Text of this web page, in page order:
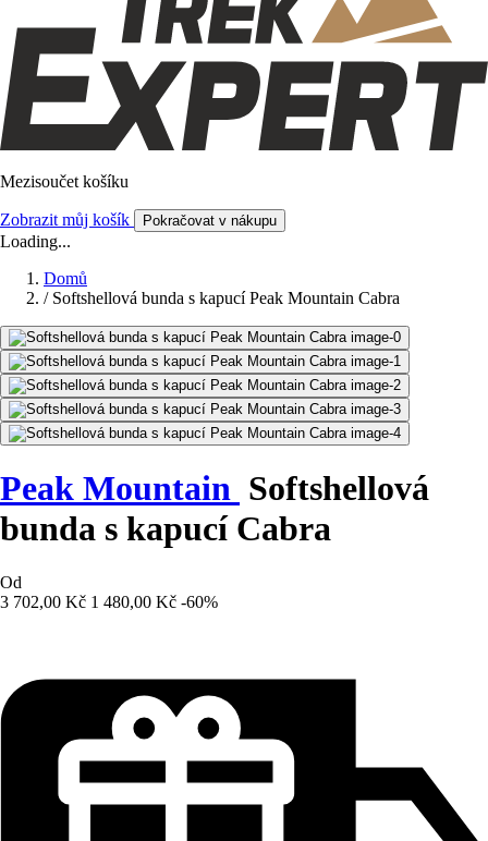
Mezisoučet košíku
Zobrazit můj košík Pokračovat v nákupu
Loading...
Domů
/ Softshellová bunda s kapucí Peak Mountain Cabra
Peak Mountain Softshellová
bunda s kapucí Cabra
Od
3 702,00 Kč 1 480,00 Kč -60%